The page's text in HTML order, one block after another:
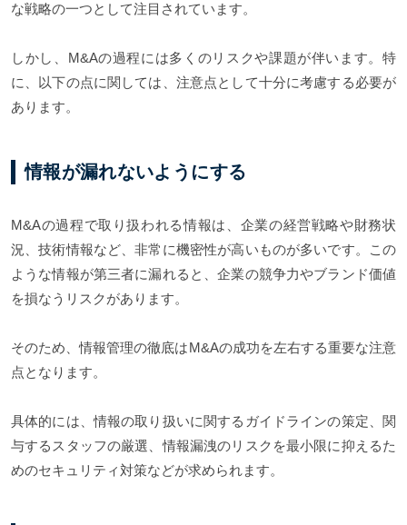
な戦略の一つとして注目されています。
しかし、M&Aの過程には多くのリスクや課題が伴います。特
に、以下の点に関しては、注意点として十分に考慮する必要が
あります。
情報が漏れないようにする
M&Aの過程で取り扱われる情報は、企業の経営戦略や財務状
況、技術情報など、非常に機密性が高いものが多いです。この
ような情報が第三者に漏れると、企業の競争力やブランド価値
を損なうリスクがあります。
そのため、情報管理の徹底はM&Aの成功を左右する重要な注意
点となります。
具体的には、情報の取り扱いに関するガイドラインの策定、関
与するスタッフの厳選、情報漏洩のリスクを最小限に抑えるた
めのセキュリティ対策などが求められます。